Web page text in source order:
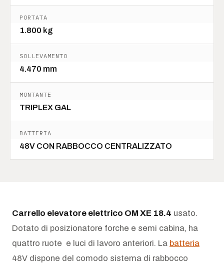
PORTATA
1.800 kg
SOLLEVAMENTO
4.470 mm
MONTANTE
TRIPLEX GAL
BATTERIA
48V CON RABBOCCO CENTRALIZZATO
Carrello elevatore elettrico OM XE 18.4 usato.
Dotato di posizionatore forche e semi cabina, ha
quattro ruote e luci di lavoro anteriori. La batteria
48V dispone del comodo sistema di rabbocco